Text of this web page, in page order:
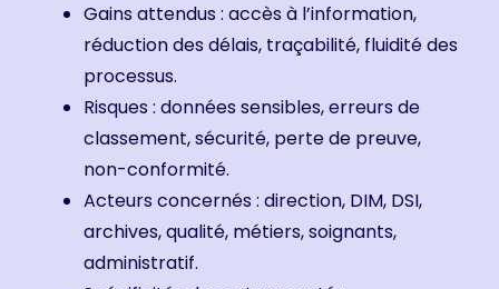
Gains attendus : accès à l’information,
réduction des délais, traçabilité, fluidité des
processus.
Risques : données sensibles, erreurs de
classement, sécurité, perte de preuve,
non-conformité.
Acteurs concernés : direction, DIM, DSI,
archives, qualité, métiers, soignants,
administratif.